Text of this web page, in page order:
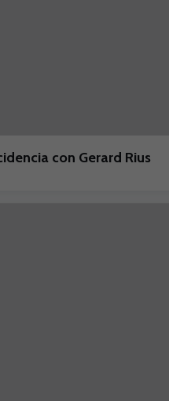
con Gerard Rius